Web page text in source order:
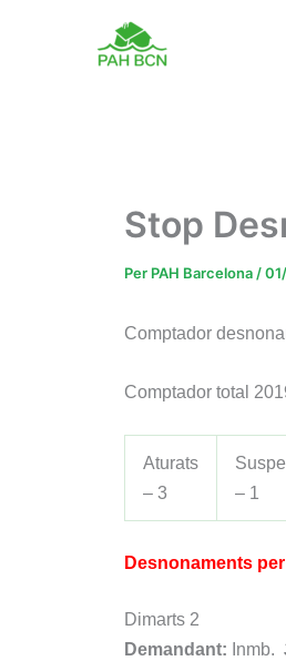
Stop
Per PAH Barcelona /
Comptador
Comptador total
Aturats
– 3
– 1
Desnonaments
Dimarts 2
Demandant: Inmb.